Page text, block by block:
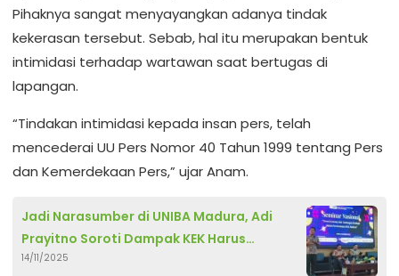
Pihaknya sangat menyayangkan adanya tindak
kekerasan tersebut. Sebab, hal itu merupakan bentuk
intimidasi terhadap wartawan saat bertugas di
lapangan.
“Tindakan intimidasi kepada insan pers, telah
mencederai UU Pers Nomor 40 Tahun 1999 tentang Pers
dan Kemerdekaan Pers,” ujar Anam.
Jadi Narasumber di UNIBA Madura, Adi
Prayitno Soroti Dampak KEK Harus
Sejahterakan Petani Tembakau
14/11/2025